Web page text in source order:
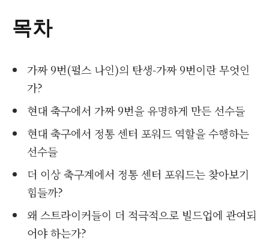
목차
가짜 9번(펄스 나인)의 탄생-가짜 9번이란 무엇인
가?
현대 축구에서 가짜 9번을 유명하게 만든 선수들
현대 축구에서 정통 센터 포워드 역할을 수행하는
선수들
더 이상 축구계에서 정통 센터 포워드는 찾아보기
힘들까?
왜 스트라이커들이 더 적극적으로 빌드업에 관여되
어야 하는가?